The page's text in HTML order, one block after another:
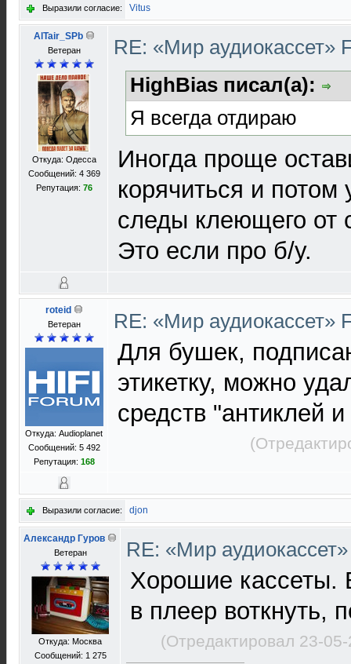
Выразили согласие: Vitus
AlTair_SPb
Ветеран
Откуда: Одесса
Сообщений: 4 369
Репутация: 76
RE: «Мир аудиокассет»
HighBias писал(а):
Я всегда отдираю
Иногда проще
корячиться и потом
следы клеющего от
Это если про б/у.
roteid
Ветеран
Откуда: Audioplanet
Сообщений: 5 492
Репутация: 168
RE: «Мир аудиокассет»
Для бушек,
этикетку, можно
средств "антиклей
Выразили согласие: djon
Александр Гуров
Ветеран
Откуда: Москва
Сообщений: 1 275
RE: «Мир
Хорошие кассеты.
в плеер воткнуть,
(Отредактировал 23-